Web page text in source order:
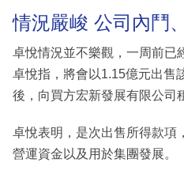
情況嚴峻 公司內鬥
卓悅情況並不樂觀，一周前已
卓悅指，將會以1.15億元出售
後，向買方宏新發展有限公司
卓悅表明，是次出售所得款項
營運資金以及用於集團發展。